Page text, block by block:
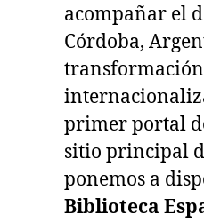
acompañar el
Córdoba,
primer portal
sitio principal
ponemos a
Biblioteca